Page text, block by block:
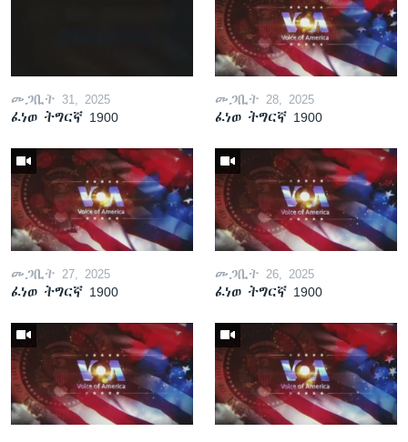
መጋቢት 31, 2025
ፈነወ ትግርኛ 1900
መጋቢት 28, 2025
ፈነወ ትግርኛ 1900
መጋቢት 27, 2025
ፈነወ ትግርኛ 1900
መጋቢት 26, 2025
ፈነወ ትግርኛ 1900